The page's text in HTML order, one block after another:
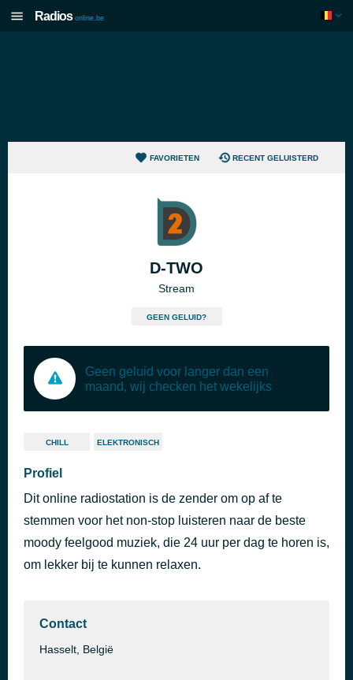
Radios online.be
FAVORIETEN RECENT GELUISTERD
D-TWO
Stream
GEEN GELUID?
Geen geluid voor langer dan een
maand, wij checken het wekelijks
CHILL ELEKTRONISCH
Profiel
Dit online radiostation is de zender om op af te
stemmen voor het non-stop luisteren naar de beste
moody feelgood muziek, die 24 uur per dag te horen is,
om lekker bij te kunnen relaxen.
Contact
Hasselt, België